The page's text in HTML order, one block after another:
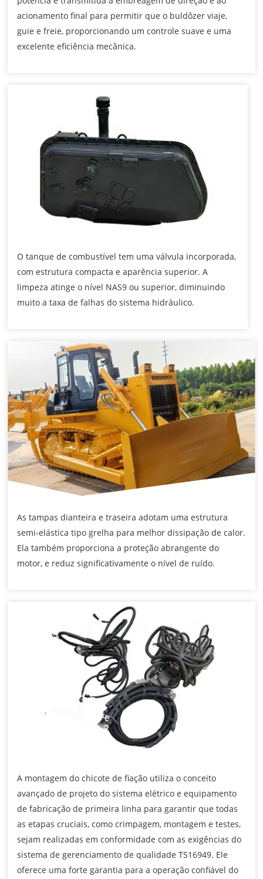
acionamento final para permitir que o buldôzer viaje,
guie e freie, proporcionando um controle suave e uma
excelente eficiência mecânica.
O tanque de combustível tem uma válvula incorporada,
com estrutura compacta e aparência superior. A
limpeza atinge o nível NAS9 ou superior, diminuindo
muito a taxa de falhas do sistema hidráulico.
As tampas dianteira e traseira adotam uma estrutura
semi-elástica tipo grelha para melhor dissipação de calor.
Ela também proporciona a proteção abrangente do
motor, e reduz significativamente o nível de ruído.
A montagem do chicote de fiação utiliza o conceito
avançado de projeto do sistema elétrico e equipamento
de fabricação de primeira linha para garantir que todas
as etapas cruciais, como crimpagem, montagem e testes,
sejam realizadas em conformidade com as exigências do
sistema de gerenciamento de qualidade TS16949. Ele
oferece uma forte garantia para a operação confiável do